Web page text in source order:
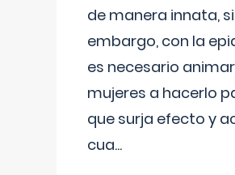
de manera innata,
embargo, con la
es necesario
mujeres a hacerlo
que surja efecto y
cua...